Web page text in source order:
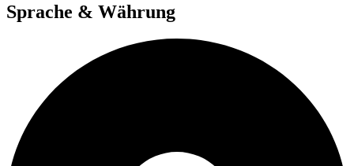
Sprache & Währung